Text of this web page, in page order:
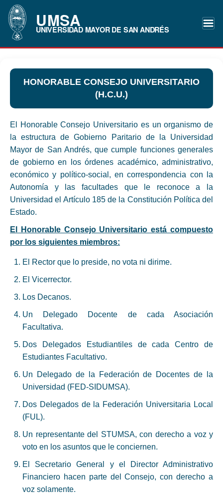
UMSA
UNIVERSIDAD MAYOR DE SAN ANDRÉS
HONORABLE CONSEJO UNIVERSITARIO
(H.C.U.)
El Honorable Consejo Universitario es un organismo de
la estructura de Gobierno Paritario de la Universidad
Mayor de San Andrés, que cumple funciones generales
de gobierno en los órdenes académico, administrativo,
económico y político-social, en correspondencia con la
Autonomía y las facultades que le reconoce a la
Universidad el Artículo 185 de la Constitución Política del
Estado.
El Honorable Consejo Universitario está compuesto
por los siguientes miembros:
El Rector que lo preside, no vota ni dirime.
El Vicerrector.
Los Decanos.
Un Delegado Docente de cada Asociación
Facultativa.
Dos Delegados Estudiantiles de cada Centro de
Estudiantes Facultativo.
Un Delegado de la Federación de Docentes de la
Universidad (FED-SIDUMSA).
Dos Delegados de la Federación Universitaria Local
(FUL).
Un representante del STUMSA, con derecho a voz y
voto en los asuntos que le conciernen.
El Secretario General y el Director Administrativo
Financiero hacen parte del Consejo, con derecho a
voz solamente.